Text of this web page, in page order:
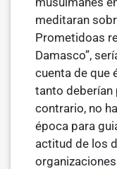
meditaran
Prometidoas
Damasco”,
cuenta de que
tanto deberían
contrario, no
época para
actitud de los